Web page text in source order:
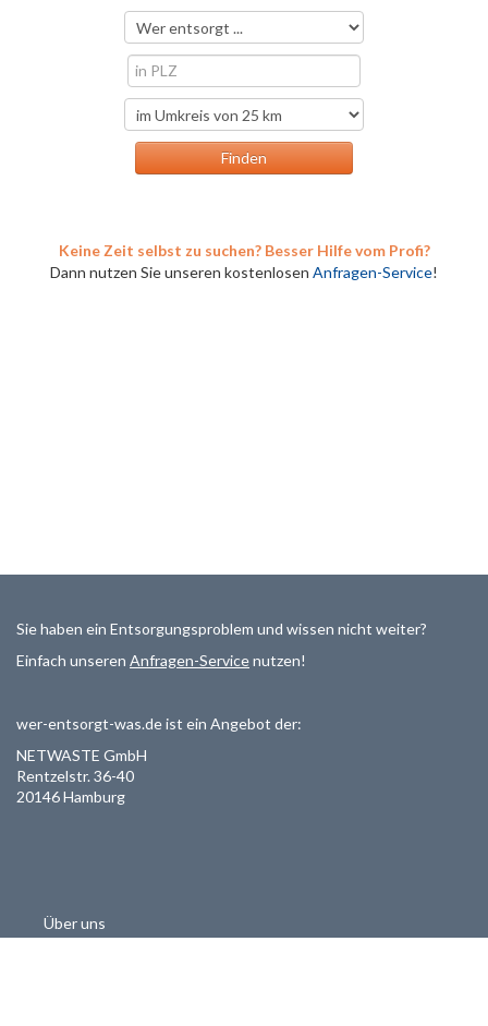
Keine Zeit selbst zu suchen? Besser Hilfe vom Profi?
Dann nutzen Sie unseren kostenlosen Anfragen-Service!
Sie haben ein Entsorgungsproblem und wissen nicht weiter?
Einfach unseren Anfragen-Servicenutzen!
wer-entsorgt-was.de ist ein Angebot der:
NETWASTE GmbH
Rentzelstr. 36-40
20146 Hamburg
Über uns